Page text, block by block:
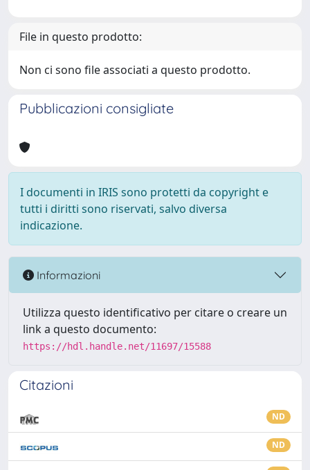
File in questo prodotto:
Non ci sono file associati a questo prodotto.
Pubblicazioni consigliate
I documenti in IRIS sono protetti da copyright e
tutti i diritti sono riservati, salvo diversa
indicazione.
Informazioni
Utilizza questo identificativo per citare o creare un
link a questo documento:
https://hdl.handle.net/11697/15588
Citazioni
ND
ND